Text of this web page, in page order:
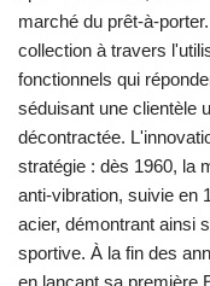
marché du prêt-à-
collection à travers
fonctionnels qui
séduisant une clientèle
décontractée.
stratégie : dès 1960, la
anti-vibration, suivie en
acier, démontrant ainsi
sportive. À la fin des
en lançant sa première